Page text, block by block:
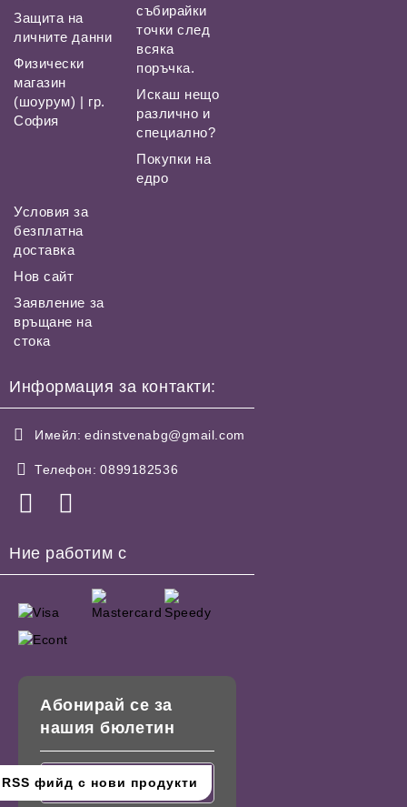
Защита на
личните данни
Физически
магазин
(шоурум) | гр.
София
събирайки
точки след
всяка
поръчка.
Искаш нещо
различно и
специално?
Покупки на
едро
Условия за
безплатна
доставка
Нов сайт
Заявление за
връщане на
стока
Информация за контакти:
Имейл: edinstvenabg@gmail.com
Телефон: 0899182536
Ние работим с
Абонирай се за
нашия бюлетин